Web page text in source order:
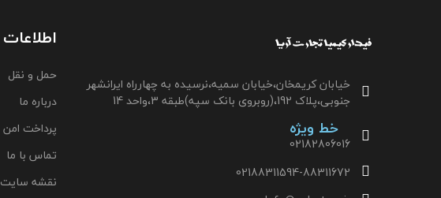
خیابان کریمخان،خیابان سمیه،نرسیده به چهارراه ایرانشهر
جنوبی،پلاک 192،(روبروی بانک سپه)طبقه 3،واحد 14
خط ویژه
02182806016
02188311594-88311672
اطلاعات
حمل و نقل
درباره ما
پرداخت امن
تماس با ما
نقشه سایت